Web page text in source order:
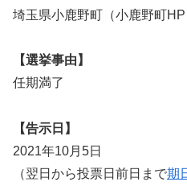
埼玉県小鹿野町（小鹿野町HP
【選挙事由】
任期満了
【告示日】
2021年10月5日
（翌日から投票日前日まで期